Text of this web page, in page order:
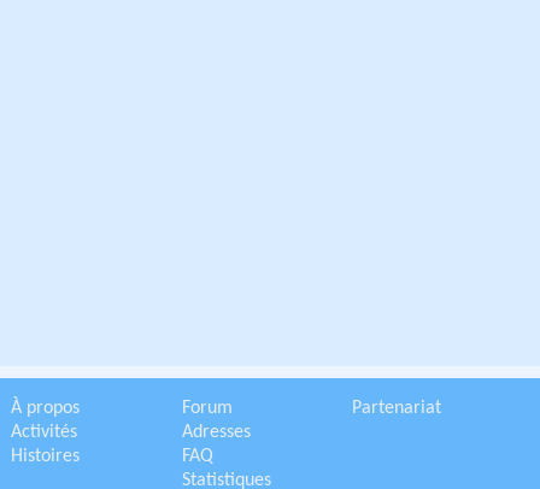
À propos
Activités
Histoires
Forum
Adresses
FAQ
Statistiques
Partenariat